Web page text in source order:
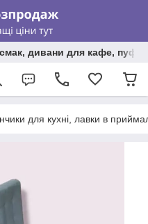
смак, дивани для кафе,
для кухні, лавки в